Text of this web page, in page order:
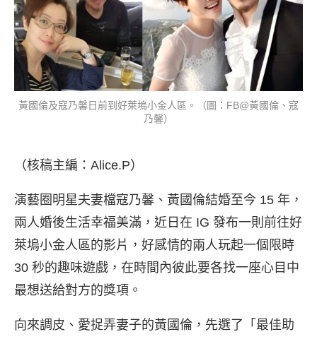
黃國倫及寇乃馨日前到好萊塢小金人區。（圖：FB@黃國倫、寇
乃馨）
（核稿主編：Alice.P）
演藝圈明星夫妻檔寇乃馨、黃國倫結婚至今 15 年，
兩人婚後生活幸福美滿，近日在 IG 發布一則前往好
萊塢小金人區的影片，好感情的兩人玩起一個限時
30 秒的趣味遊戲，在時間內彼此要各找一座心目中
最想送給對方的獎項。
向來調皮、愛捉弄妻子的黃國倫，先選了「最佳助